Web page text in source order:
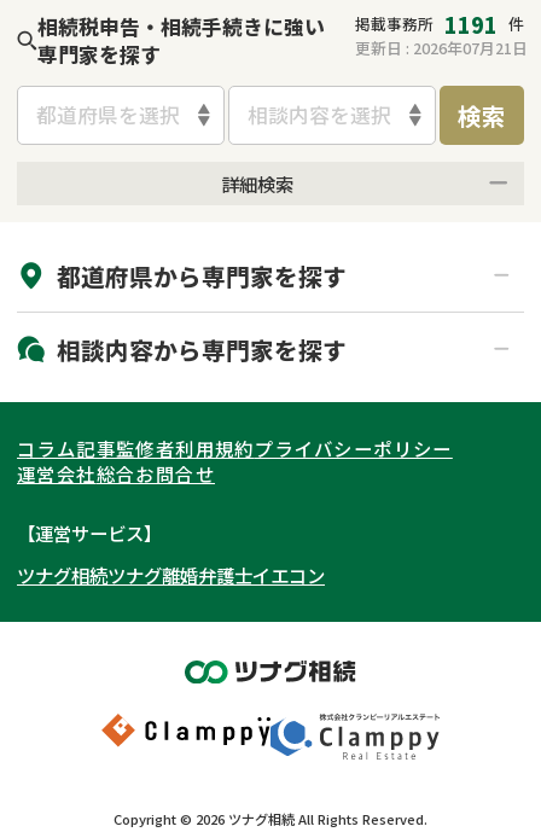
相続税申告・相続手続きに強い
専門家を探す
掲載事務所 1191 件
更新日 : 2026年07月21日
都道府県を選択 相談内容を選択 検索
詳細検索
初回相談無料
土日祝の相談可能
都道府県から専門家を探す
北海道・東北
北海道 青森県
岩手県 宮城県
秋田県
福島県
関東
東京都 神奈川県
埼玉県
茨城県 群馬県
東海
愛知県
岐阜県 山梨県
関西
大阪府 京都府
奈良県
和歌山県
北陸・甲信越
石川県
富山県
岡山県
九州・沖縄
相談内容から専門家を探す
相続登記
遺産分割
相続手続き
家族信託
成年後見・任意後見
相続財産調査
不動産評価(相続不動産)
相続トラブル
コラム記事監修者利用規約プライバシーポリシー
運営会社総合お問合せ
【運営サービス】
ツナグ相続ツナグ離婚弁護士イエコン
Copyright © 2026 ツナグ相続All Rights Reserved.